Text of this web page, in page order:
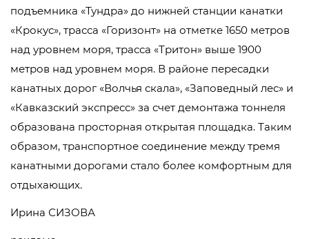
подъемника «Тундра» до нижней станции канатки
«Крокус», трасса «Горизонт» на отметке 1650 метров
над уровнем моря, трасса «Тритон» выше 1900
метров над уровнем моря. В районе пересадки
канатных дорог «Волчья скала», «Заповедный лес» и
«Кавказский экспресс» за счет демонтажа тоннеля
образована просторная открытая площадка. Таким
образом, транспортное соединение между тремя
канатными дорогами стало более комфортным для
отдыхающих.
Ирина СИЗОВА